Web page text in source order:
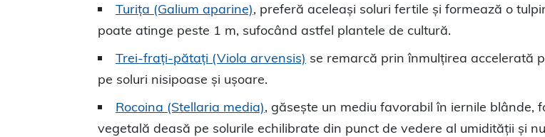
Turița (Galium aparine), preferă aceleași soluri fertile și formează o
poate atinge peste 1 m, sufocând astfel plantele de cultură.
Trei-frați-pătați (Viola arvensis) se remarcă prin înmulțirea accelerată
pe soluri nisipoase și ușoare.
Rocoina (Stellaria media), găsește un mediu favorabil în iernile blânde,
vegetală deasă pe solurile echilibrate din punct de vedere al umidității și